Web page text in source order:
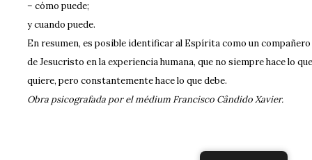
– cómo puede;
y cuando puede.
En resumen, es posible identificar al Espírita como un compañero
de Jesucristo en la experiencia humana, que no siempre hace lo que
quiere, pero constantemente hace lo que debe.
Obra psicografada por el médium Francisco Cândido Xavier.